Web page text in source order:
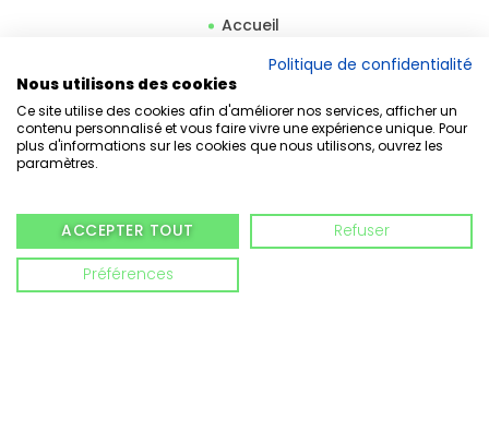
Accueil
À propos
Boutique
Nos murs végétaux
Contact
Mentions légales
Politique de confidentialité
Nous utilisons des cookies
Ce site utilise des cookies afin d'améliorer nos services, afficher un
contenu personnalisé et vous faire vivre une expérience unique. Pour
plus d'informations sur les cookies que nous utilisons, ouvrez les
paramètres.
ACCEPTER TOUT Refuser
Préférences